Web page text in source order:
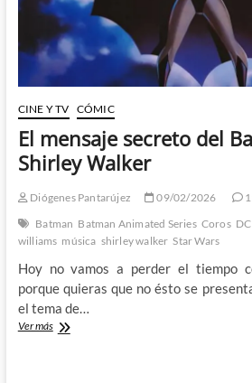
CINE Y TV CÓMIC
El mensaje secreto del
Shirley Walker
Diógenes Pantarújez 09/02/2026
Batman Batman Animated Series Coros DC
williams música shirley walker Star Wars
Hoy no vamos a perder el tiempo
porque quieras que no ésto se
el tema de…
Ver másEl